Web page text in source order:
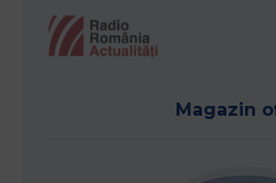
Magazin